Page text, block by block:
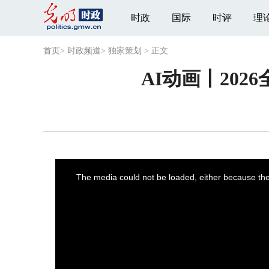
时政 国际 时评 理
首页 > 时政频道> 独家策划 > 正文
AI动画丨2026
The media could not be loaded, either because